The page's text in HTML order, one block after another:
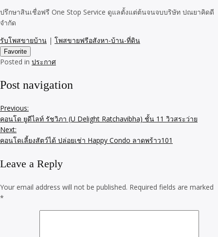
ปรึกษาสินเชื่อฟรี One Stop Service ดูแลตั้งแต่ต้นจนจบบริษัท ปณยาคิดดี
จำกัด
รับโพสขายบ้าน | โพสขายฟรีอสังหา-บ้าน-ที่ดิน
Favorite
Posted in ประกาศ
Post navigation
Previous:
คอนโด ยูดีไลท์ รัชวิภา (U Delight Ratchavibha) ชั้น 11 วิวสระว่าย
Next:
คอนโดเลี้ยงสัตว์ได้ ปล่อยเช่า Happy Condo ลาดพร้าว101
Leave a Reply
Your email address will not be published. Required fields are marked
*